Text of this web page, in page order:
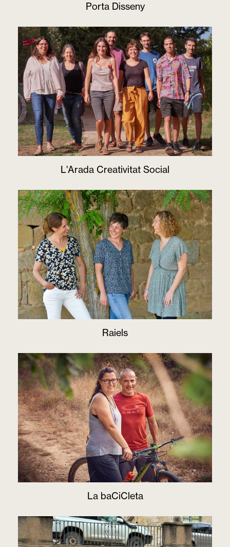
Porta Disseny
L'Arada Creativitat Social
Raiels
La baCiCleta